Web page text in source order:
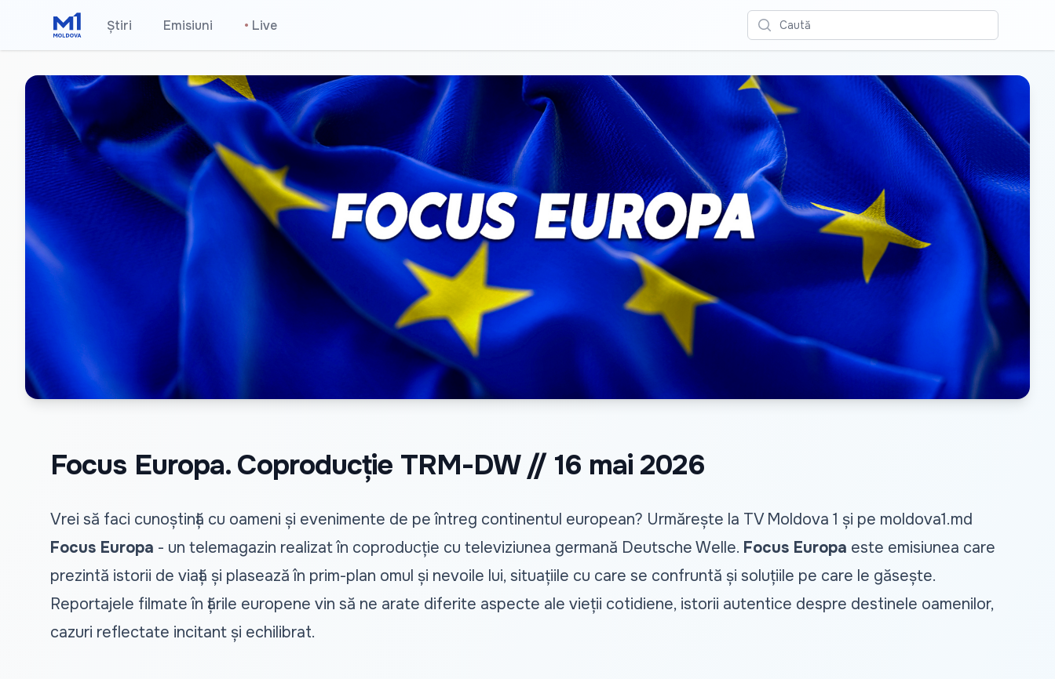
Știri Emisiuni • Live Caută
Focus Europa. Coproducție TRM-DW // 16 mai 2026
Vrei să faci cunoștință cu oameni și evenimente de pe întreg continentul european? Urmărește la TV Moldova 1 și pe moldova1.md
Focus Europa - un telemagazin realizat în coproducție cu televiziunea germană Deutsche Welle. Focus Europa este emisiunea care
prezintă istorii de viață și plasează în prim-plan omul și nevoile lui, situațiile cu care se confruntă și soluțiile pe care le găsește.
Reportajele filmate în țările europene vin să ne arate diferite aspecte ale vieții cotidiene, istorii autentice despre destinele oamenilor,
cazuri reflectate incitant și echilibrat.